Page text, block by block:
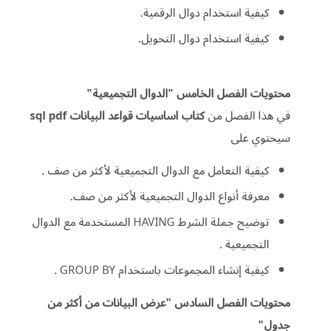
كيفية استخدام دوال الرقمية.
كيفية استخدام دوال التحويل.
محتويات الفصل الخامس "الدوال التجميعية"
في هذا الفصل منكتاب اساسيات قواعد البيانات sql pdf
سيحتوي على
كيفية التعامل مع الدوال التجميعية لأكثر من صف .
معرفة أنواع الدوال التجميعية لأكثر من صف.
توضيح جملة الشرط HAVING المستخدمة مع الدوال
التجميعية .
كيفية إنشاء المجموعات باستخدام GROUP BY .
محتويات الفصل السادس "عرض البيانات من أكثر من
جدول"